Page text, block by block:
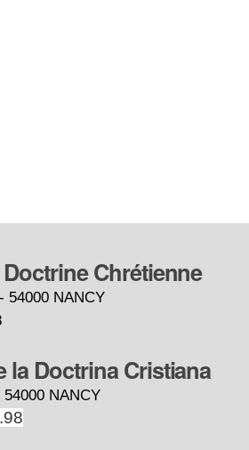
Chrétienne
54000 NANCY
la Doctrina Cristiana
NANCY